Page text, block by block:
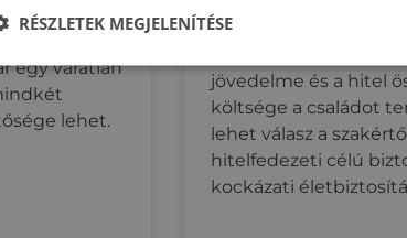
hatásai
időjárási
egy váratlan
lehet.
életesemény esetén?
jövedelme és a hitel
költsége a családot
lehet válasz a
hitelfedezeti célú
kockázati
RÉSZLETEK MEGJELENÍTÉSE
Elengedhetetlenül
szükséges
Teljesítmény Célzás